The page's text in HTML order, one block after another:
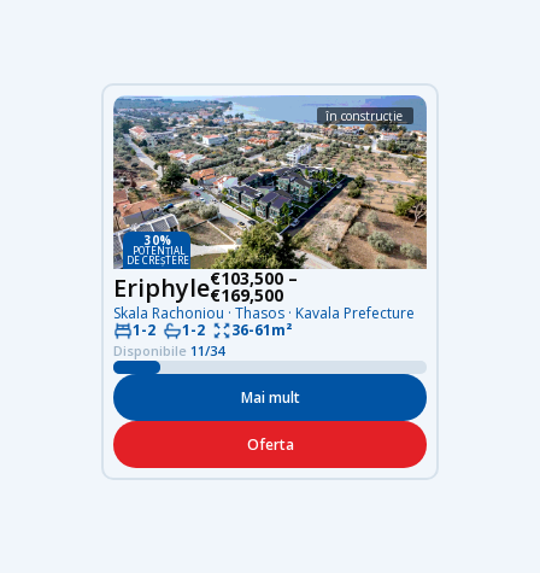
30%
DE CREȘTERE
POTENȚIAL
în construcție
Eriphyle€103,500 –
€169,500
Skala Rachoniou · Thasos · Kavala Prefecture
1-2
1-2 36-61m²
Disponibile 11/34
Mai mult
Oferta